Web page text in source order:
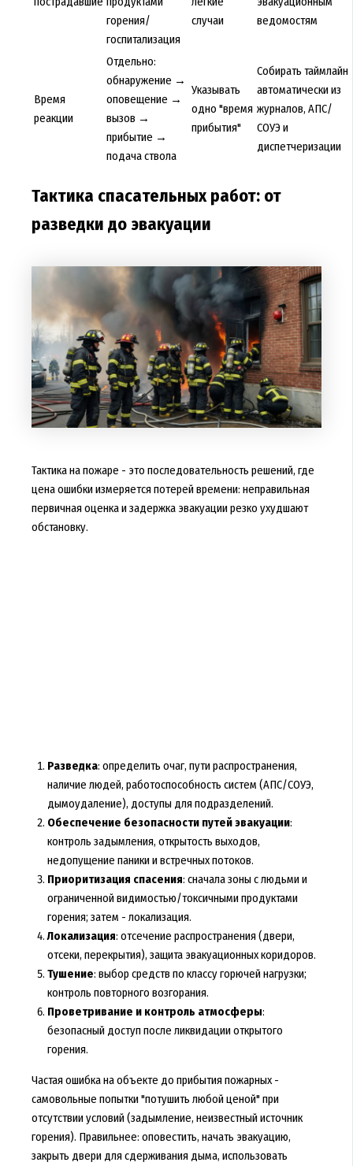
горения/
госпитализация
случаи
ведомостям
Время
реакции
Отдельно:
обнаружение →
оповещение →
вызов →
прибытие →
подача ствола
Указывать
одно "время
прибытия"
Собирать таймлайн
автоматически из
журналов, АПС/
СОУЭ и
диспетчеризации
Тактика спасательных работ: от
разведки до эвакуации
Тактика на пожаре - это последовательность решений, где
цена ошибки измеряется потерей времени: неправильная
первичная оценка и задержка эвакуации резко ухудшают
обстановку.
Разведка: определить очаг, пути распространения,
наличие людей, работоспособность систем (АПС/СОУЭ,
дымоудаление), доступы для подразделений.
Обеспечение безопасности путей эвакуации:
контроль задымления, открытость выходов,
недопущение паники и встречных потоков.
Приоритизация спасения: сначала зоны с людьми и
ограниченной видимостью/токсичными продуктами
горения; затем - локализация.
Локализация: отсечение распространения (двери,
отсеки, перекрытия), защита эвакуационных коридоров.
Тушение: выбор средств по классу горючей нагрузки;
контроль повторного возгорания.
Проветривание и контроль атмосферы:
безопасный доступ после ликвидации открытого
горения.
Частая ошибка на объекте до прибытия пожарных -
самовольные попытки "потушить любой ценой" при
отсутствии условий (задымление, неизвестный источник
горения). Правильнее: оповестить, начать эвакуацию,
закрыть двери для сдерживания дыма, использовать